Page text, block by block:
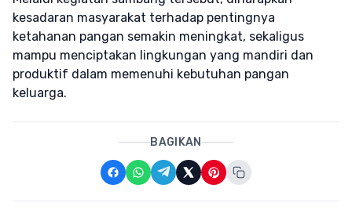
kesadaran masyarakat terhadap pentingnya
ketahanan pangan semakin meningkat, sekaligus
mampu menciptakan lingkungan yang mandiri dan
produktif dalam memenuhi kebutuhan pangan
keluarga.
BAGIKAN